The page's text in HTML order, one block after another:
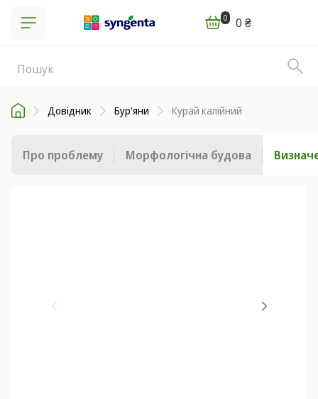
0 0 ₴
Довідник Бур'яни Курай калійний
Про проблему Морфологічна будова